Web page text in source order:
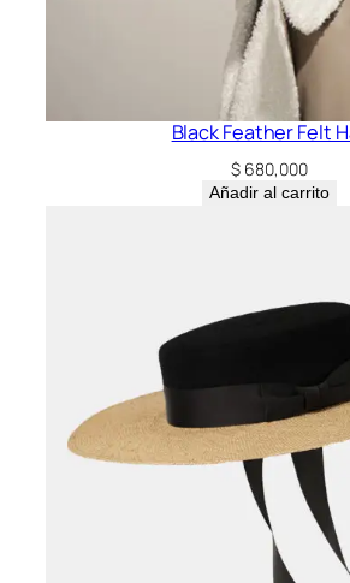
Black Feather Felt
$ 680,000
Añadir al carrito